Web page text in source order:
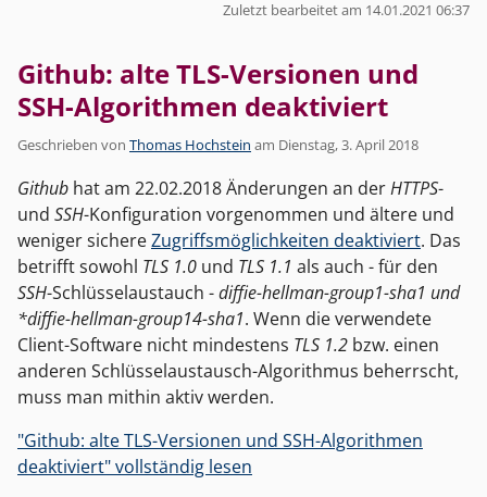
Zuletzt bearbeitet am 14.01.2021 06:37
Github: alte TLS-Versionen und
SSH-Algorithmen deaktiviert
Geschrieben von Thomas Hochstein am Dienstag, 3. April 2018
Github hat am 22.02.2018 Änderungen an derHTTPS-
und SSH-Konfiguration vorgenommen und ältere und
weniger sichereZugriffsmöglichkeiten deaktiviert. Das
betrifft sowohl TLS 1.0 und TLS 1.1 als auch - für den
SSH-Schlüsselaustauch -diffie-hellman-group1-sha1 und
*diffie-hellman-group14-sha1. Wenn die verwendete
Client-Software nicht mindestens TLS 1.2 bzw. einen
anderen Schlüsselaustausch-Algorithmus beherrscht,
muss man mithin aktiv werden.
"Github: alte TLS-Versionen und SSH-Algorithmen
deaktiviert" vollständig lesen